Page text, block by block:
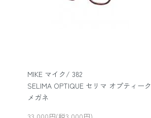
MIKE マイク/ 382
SELIMA OPTIQUE セリマ オプティーク
メガネ